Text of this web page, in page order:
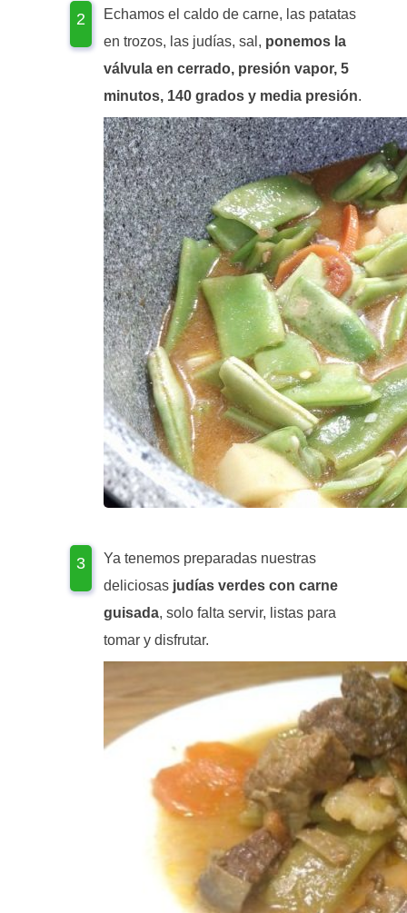
Echamos el caldo de carne, las patatas
en trozos, las judías, sal, ponemos la
válvula en cerrado, presión vapor, 5
minutos, 140 grados y media presión.
Ya tenemos preparadas nuestras
deliciosas judías verdes con carne
guisada, solo falta servir, listas para
tomar y disfrutar.